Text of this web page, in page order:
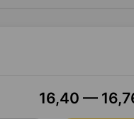
16,40 —